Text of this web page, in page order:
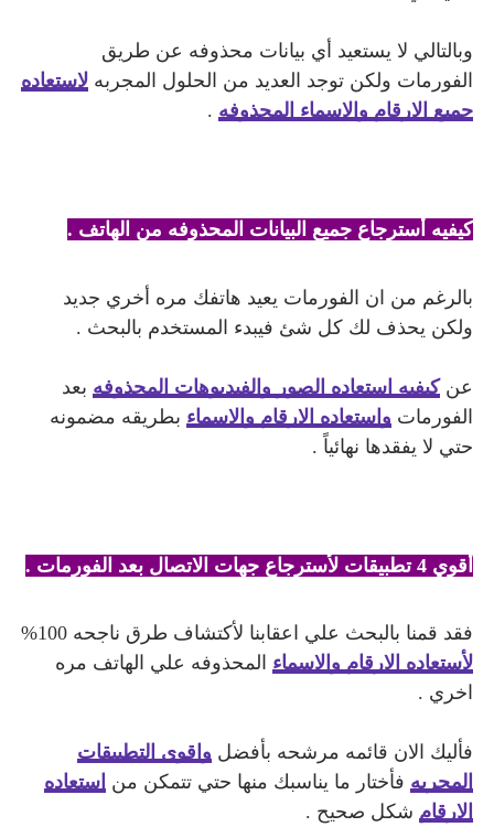
وبالتالي لا يستعيد أي بيانات محذوفه عن طريق
الفورمات ولكن توجد العديد من الحلول المجربه لاستعاده
جميع الارقام والاسماء المحذوفه .
كيفيه أسترجاع جميع البيانات المحذوفه من الهاتف .
بالرغم من ان الفورمات يعيد هاتفك مره أخري جديد
ولكن يحذف لك كل شئ فيبدء المستخدم بالبحث .
عنكيفيه استعاده الصور والفيديوهات المحذوفه بعد
الفورمات واستعاده الارقام والاسماء بطريقه مضمونه
حتي لا يفقدها نهائياً .
أقوي 4 تطبيقات لأسترجاع جهات الاتصال بعد الفورمات .
فقد قمنا بالبحث علي اعقابنا لأكتشاف طرق ناجحه 100%
لأستعاده الارقام والاسماء المحذوفه علي الهاتف مره
اخري .
فأليك الان قائمه مرشحه بأفضل واقوي التطبيقات
المجربه فأختار ما يناسبك منها حتي تتمكن من استعاده
الارقام شكل صحيح .